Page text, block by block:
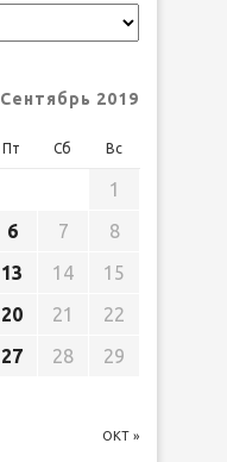
Сентябрь 2019
Пт Сб Вс
ОКТ »
1
6 7
8
13 14
15
20 21
22
27 28
29